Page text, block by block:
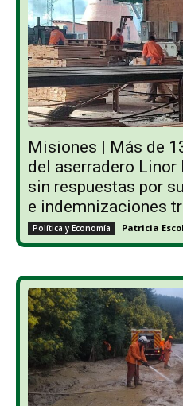
Misiones | Más de
del aserradero
sin respuestas por
e indemnizaciones
Política y Economía Patricia